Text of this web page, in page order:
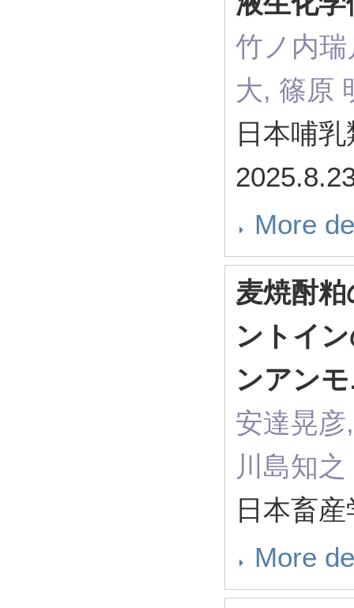
竹ノ内
大, 篠原
日本哺
More
麦焼酎
ントイ
ンアン
安達晃
川島知之
日本畜
More